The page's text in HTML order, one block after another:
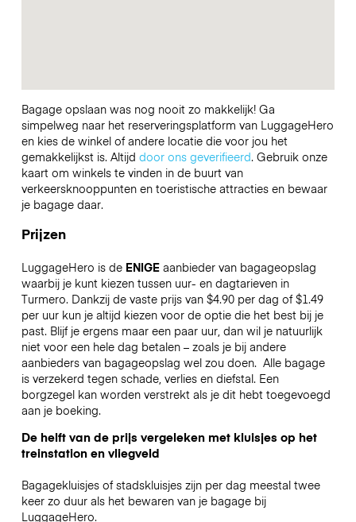
Bagage opslaan was nog nooit zo makkelijk! Ga
simpelweg naar het reserveringsplatform van LuggageHero
en kies de winkel of andere locatie die voor jou het
gemakkelijkst is. Altijd door ons geverifieerd. Gebruik onze
kaart om winkels te vinden in de buurt van
verkeersknooppunten en toeristische attracties en bewaar
je bagage daar.
Prijzen
LuggageHero is de ENIGEaanbieder van bagageopslag
waarbij je kunt kiezen tussen uur- en dagtarieven in
Turmero. Dankzij de vaste prijs van $4.90 per dag of $1.49
per uur kun je altijd kiezen voor de optie die het best bij je
past. Blijf je ergens maar een paar uur, dan wil je natuurlijk
niet voor een hele dag betalen – zoals je bij andere
aanbieders van bagageopslag wel zou doen. Alle bagage
is verzekerd tegen schade, verlies en diefstal. Een
borgzegel kan worden verstrekt als je dit hebt toegevoegd
aan je boeking.
De helft van de prijs vergeleken met kluisjes op het
treinstation en vliegveld
Bagagekluisjes of stadskluisjes zijn per dag meestal twee
keer zo duur als het bewaren van je bagage bij
LuggageHero.